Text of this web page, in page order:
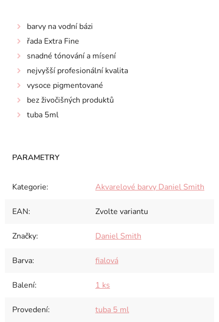
barvy na vodní bázi
řada Extra Fine
snadné tónování a mísení
nejvyšší profesionální kvalita
vysoce pigmentované
bez živočišných produktů
tuba 5ml
Kategorie: Akvarelové barvy Daniel Smith
EAN: Zvolte variantu
Značky: Daniel Smith
Barva: fialová
Balení: 1 ks
Provedení: tuba 5 ml